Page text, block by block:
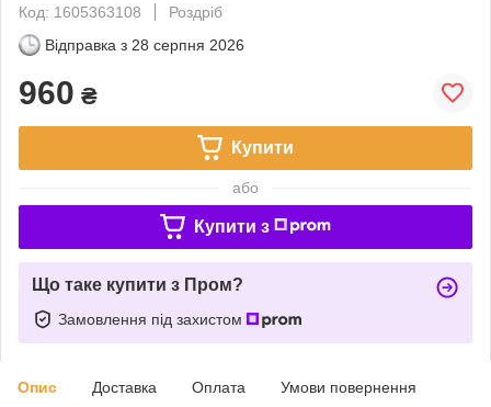
Код: 1605363108
Роздріб
Відправка з 28 серпня 2026
960 ₴
Купити
або
Купити з
Що таке купити з Пром?
Замовлення під захистом
Опис Доставка Оплата Умови повернення